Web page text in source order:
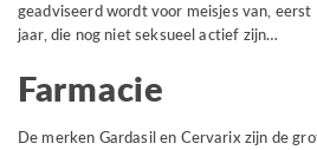
geadviseerd wordt voor meisjes van,
jaar, die nog niet seksueel actief zijn…
Farmacie
De merken Gardasil en Cervarix zijn de